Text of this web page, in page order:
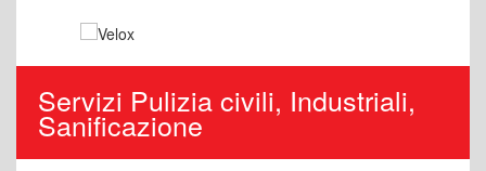
Servizi Pulizia civili, Industriali,
Sanificazione